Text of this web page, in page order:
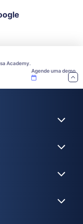
Academy.
Agende uma demo